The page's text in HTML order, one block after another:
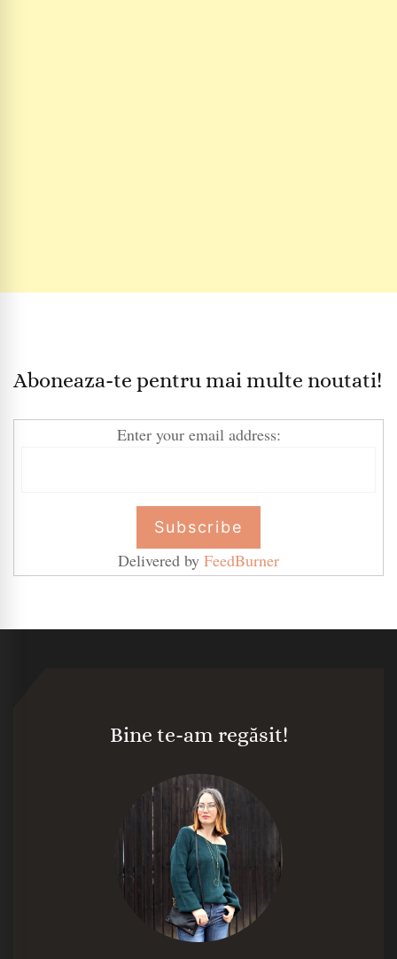
Aboneaza-te pentru mai multe noutati!
Enter your email address:
Delivered by FeedBurner
Bine te-am regăsit!